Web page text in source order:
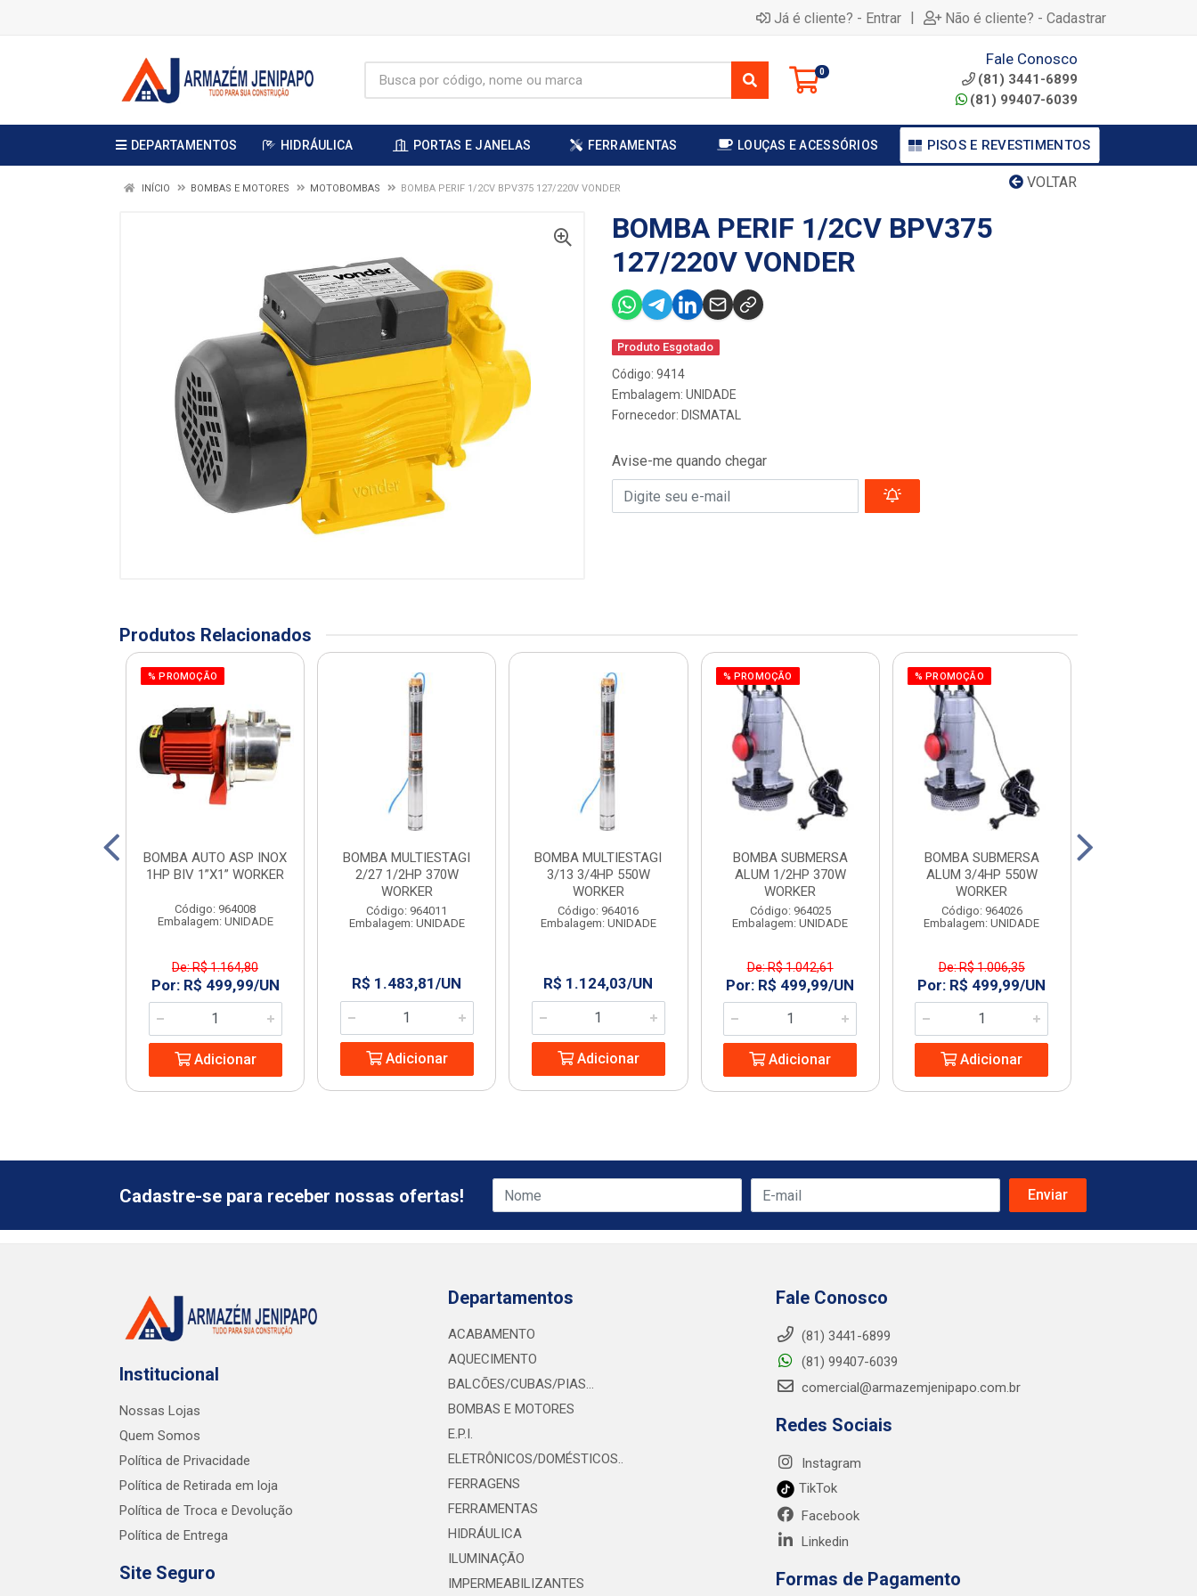
Já é cliente? - Entrar | Não é cliente? - Cadastrar
0
Fale Conosco
(81) 3441-6899
(81) 99407-6039
DEPARTAMENTOS HIDRÁULICA PORTAS E JANELAS FERRAMENTAS LOUÇAS E ACESSÓRIOS PISOS E REVESTIMENTOS
VOLTAR
INÍCIO BOMBAS E MOTORES MOTOBOMBAS BOMBA PERIF 1/2CV BPV375 127/220V VONDER
BOMBA PERIF 1/2CV BPV375
127/220V VONDER
Produto Esgotado
Código: 9414
Embalagem: UNIDADE
Fornecedor: DISMATAL
Avise-me quando chegar
Produtos Relacionados
% PROMOÇÃO
BOMBA AUTO ASP INOX
1HP BIV 1”X1” WORKER
Código: 964008
Embalagem: UNIDADE
De: R$ 1.164,80
Por: R$ 499,99/UN
Adicionar
BOMBA MULTIESTAGI
2/27 1/2HP 370W
WORKER
Código: 964011
Embalagem: UNIDADE
R$ 1.483,81/UN
Adicionar
BOMBA MULTIESTAGI
3/13 3/4HP 550W
WORKER
Código: 964016
Embalagem: UNIDADE
R$ 1.124,03/UN
Adicionar
% PROMOÇÃO
BOMBA SUBMERSA
ALUM 1/2HP 370W
WORKER
Código: 964025
Embalagem: UNIDADE
De: R$ 1.042,61
Por: R$ 499,99/UN
Adicionar
% PROMOÇÃO
BOMBA SUBMERSA
ALUM 3/4HP 550W
WORKER
Código: 964026
Embalagem: UNIDADE
De: R$ 1.006,35
Por: R$ 499,99/UN
Adicionar
Cadastre-se para receber nossas ofertas!
Institucional
Nossas Lojas
Quem Somos
Política de Privacidade
Política de Retirada em loja
Política de Troca e Devolução
Política de Entrega
Site Seguro
Departamentos
ACABAMENTO
AQUECIMENTO
BALCÕES/CUBAS/PIAS...
BOMBAS E MOTORES
E.P.I.
ELETRÔNICOS/DOMÉSTICOS..
FERRAGENS
FERRAMENTAS
HIDRÁULICA
ILUMINAÇÃO
IMPERMEABILIZANTES
Fale Conosco
(81) 3441-6899
(81) 99407-6039
comercial@armazemjenipapo.com.br
Redes Sociais
Instagram
TikTok
Facebook
Linkedin
Formas de Pagamento